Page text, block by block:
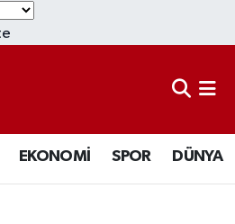
EKONOMİ SPOR DÜNYA
Haritası
ve Fikstür